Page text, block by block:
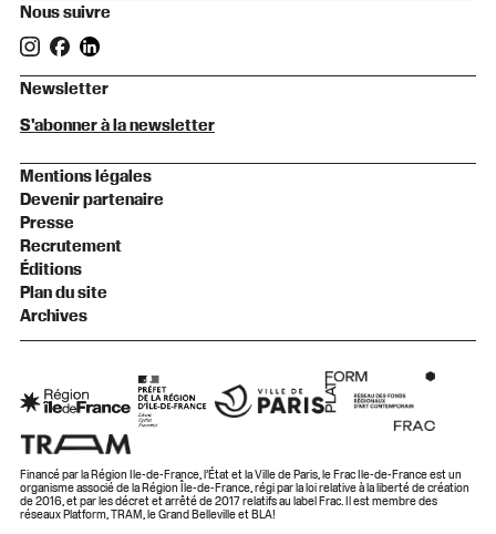
Nous suivre
Newsletter
S'abonner à la newsletter
Mentions légales
Devenir partenaire
Presse
Recrutement
Éditions
Plan du site
Archives
Financé par la Région Ile-de-France, l’État et la Ville de Paris, le Frac Ile-de-France est un
organisme associé de la Région Île-de-France, régi par la loi relative à la liberté de création
de 2016, et par les décret et arrêté de 2017 relatifs au label Frac. Il est membre des
réseaux Platform, TRAM, le Grand Belleville et BLA!